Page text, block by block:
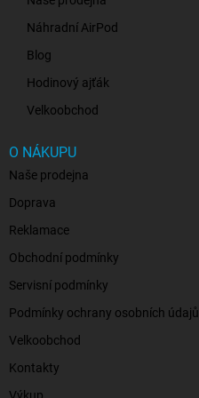
Náhradní AirPod
Blog
Hodinový ajťák
Velkoobchod
O NÁKUPU
Naše prodejna
Doprava
Reklamace
Obchodní podmínky
Servisní podmínky
Podmínky ochrany osobních údajů
Velkoobchod
Kontakty